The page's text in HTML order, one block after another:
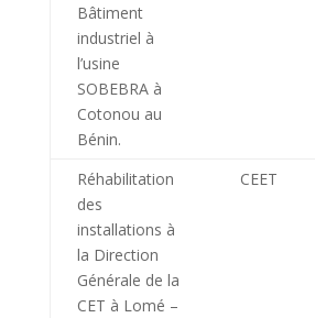
Bâtiment
industriel à
l’usine
SOBEBRA à
Cotonou au
Bénin.
Réhabilitation
des
installations à
la Direction
Générale de la
CET à Lomé –
CEET